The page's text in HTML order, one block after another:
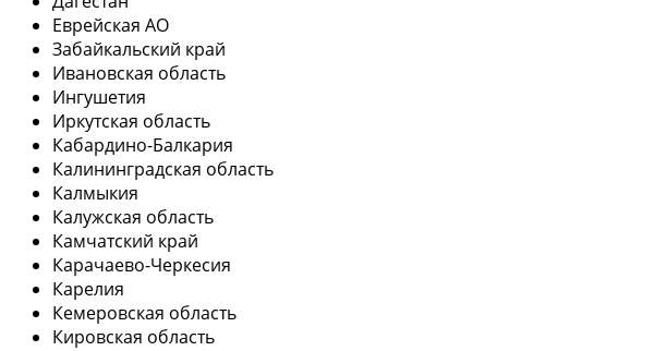
Еврейская АО
Забайкальский край
Ивановская область
Ингушетия
Иркутская область
Кабардино-Балкария
Калининградская область
Калмыкия
Калужская область
Камчатский край
Карачаево-Черкесия
Карелия
Кемеровская область
Кировская область